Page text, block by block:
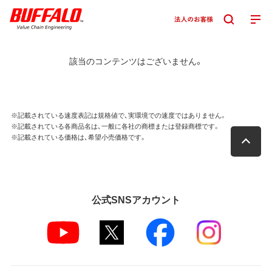
該当のコンテンツはございません。
※記載されている速度表記は規格値で、実環境での速度ではありません。
※記載されている各商品名は、一般に各社の商標または登録商標です。
※記載されている価格は、希望小売価格です。
公式SNSアカウント